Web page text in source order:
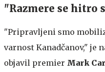
"Razmere se hitro
"Pripravljeni smo
varnost Kanadčanov," je
objavil premier Mark